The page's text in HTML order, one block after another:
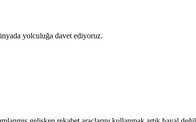
yolculuğa davet ediyoruz.